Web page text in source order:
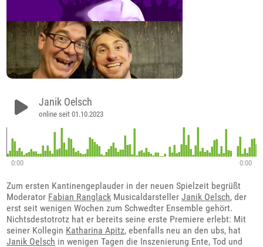
Janik Oelsch
online seit 01.10.2023
0:00
0:00
Zum ersten Kantinengeplauder in der neuen Spielzeit begrüßt
Moderator Fabian Ranglack MusicaldarstellerJanik Oelsch, der
erst seit wenigen Wochen zum Schwedter Ensemble gehört.
Nichtsdestotrotz hat er bereits seine erste Premiere erlebt: Mit
seiner Kollegin Katharina Apitz, ebenfalls neu an den ubs, hat
Janik Oelsch in wenigen Tagen die Inszenierung Ente, Tod und